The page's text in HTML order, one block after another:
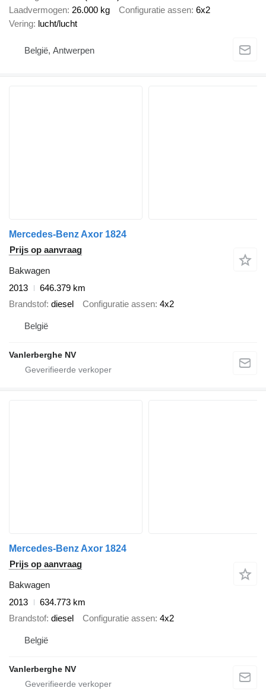
Laadvermogen 26.000 kg Configuratie assen 6x2
Vering lucht/lucht
België, Antwerpen
Mercedes-Benz Axor 1824
Prijs op aanvraag
Bakwagen
2013
646.379 km
Brandstof diesel Configuratie assen 4x2
België
Vanlerberghe NV
Mercedes-Benz Axor 1824
Prijs op aanvraag
Bakwagen
2013
634.773 km
Brandstof diesel Configuratie assen 4x2
België
Vanlerberghe NV